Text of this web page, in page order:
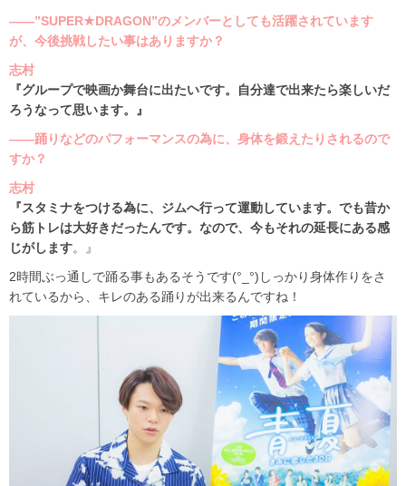
――”SUPER★DRAGON”のメンバーとしても活躍されています
が、今後挑戦したい事はありますか？
志村
『グループで映画か舞台に出たいです。自分達で出来たら楽しいだ
ろうなって思います。』
――踊りなどのパフォーマンスの為に、身体を鍛えたりされるので
すか？
志村
『スタミナをつける為に、ジムへ行って運動しています。でも昔か
ら筋トレは大好きだったんです。なので、今もそれの延長にある感
じがします。』
2時間ぶっ通しで踊る事もあるそうです(°_°)しっかり身体作りをさ
れているから、キレのある踊りが出来るんですね！